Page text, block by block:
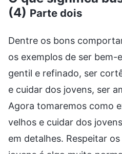
(4) Parte dois
Dentre os bons
os exemplos de ser bem-
gentil e refinado, ser
e cuidar dos jovens, ser
Agora tomaremos como
velhos e cuidar dos
em detalhes. Respeitar